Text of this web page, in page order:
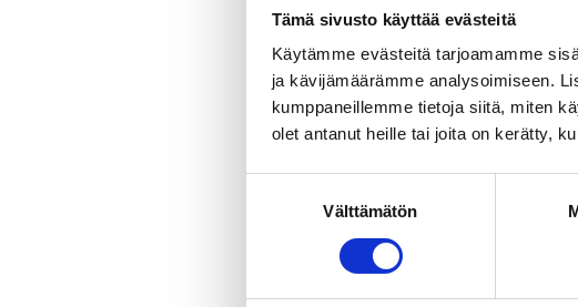
Tämä sivusto käyttää evästeitä
Käytämme evästeitä tarjoamamme
ja kävijämäärämme analysoimiseen.
kumppaneillemme tietoja siitä, miten
olet antanut heille tai joita on kerätty,
Välttämätön
Lampaanlihan suoramyynti.